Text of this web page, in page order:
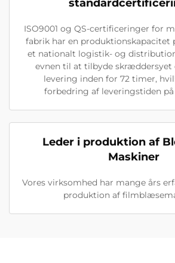
ISO9001 og QS-certificeringer for
fabrik har en produktionskapacitet
et nationalt logistik- og
evnen til at tilbyde skræddersyet
levering inden for 72 timer,
forbedring af leveringstiden
Leder i produktion af
Maskiner
Vores virksomhed har mange års
produktion af